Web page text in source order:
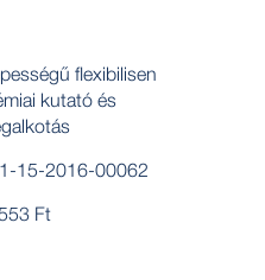
flexibilisen
kutató és
15-2016-00062
Ft